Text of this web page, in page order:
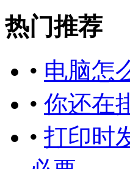
热门推荐
• 电脑怎
• 你还在
• 打印时